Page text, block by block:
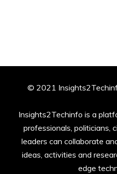
© 2021
Insights2Techinfo is a
professionals, politicians,
leaders can collaborate
ideas, activities and
edge